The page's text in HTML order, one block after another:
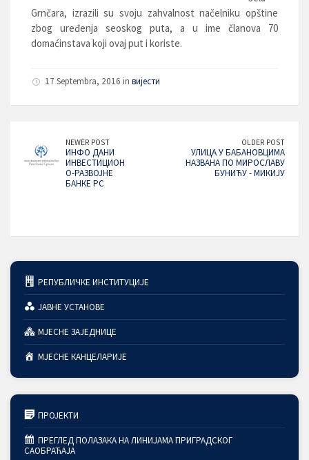
Grnčara, izrazili su svoju zahvalnost načelniku opštine
zbog uređenja seoskog puta, a u ime članova 70
domaćinstava koji ovaj put i koriste.
17 Septembra, 2016 in вијести
NEWER POST
ИНФО ДАНИ
ИНВЕСТИЦИОН
О-РАЗВОЈНЕ
БАНКЕ РС
OLDER POST
УЛИЦА У БАБАНОВЦИМА
НАЗВАНА ПО МИРОСЛАВУ
БУНИЋУ - МИКИЈУ
РЕПУБЛИЧКЕ ИНСТИТУЦИЈЕ
ЈАВНЕ УСТАНОВЕ
МЈЕСНЕ ЗАЈЕДНИЦЕ
МЈЕСНЕ КАНЦЕЛАРИЈЕ
ПРОЈЕКТИ
ПРЕГЛЕД ПОЛАЗАКА НА ЛИНИЈАМА ПРИГРАДСКОГ
САОБРАЋАЈА